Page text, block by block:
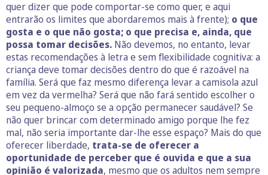
quer dizer que pode comportar-se como quer, e aqui
entrarão os limites que abordaremos mais à frente); o que
gosta e o que não gosta; o que precisa e, ainda, que
possa tomar decisões. Não devemos, no entanto, levar
estas recomendações à letra e sem flexibilidade cognitiva: a
criança deve tomar decisões dentro do que é razoável na
família. Será que faz mesmo diferença levar a camisola azul
em vez da vermelha? Será que não fará sentido escolher o
seu pequeno-almoço se a opção permanecer saudável? Se
não quer brincar com determinado amigo porque lhe fez
mal, não seria importante dar-lhe esse espaço? Mais do que
oferecer liberdade, trata-se de oferecer a
oportunidade de perceber que é ouvida e que a sua
opinião é valorizada, mesmo que os adultos nem sempre